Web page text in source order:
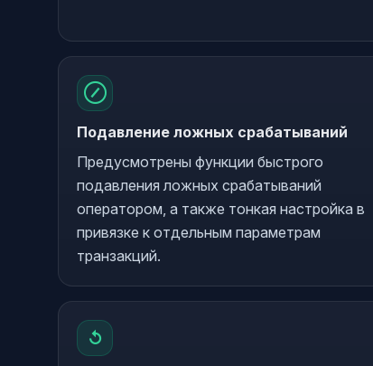
⊘
Подавление ложных срабатываний
Предусмотрены функции быстрого
подавления ложных срабатываний
оператором, а также тонкая настройка в
привязке к отдельным параметрам
транзакций.
↺